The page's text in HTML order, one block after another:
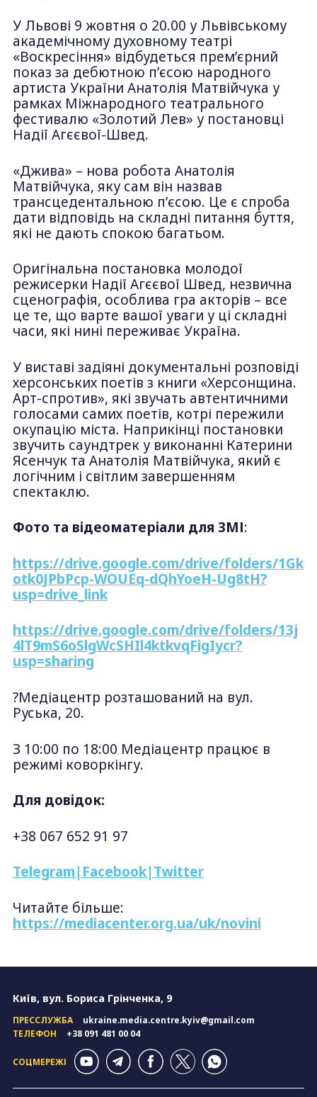
У Львові 9 жовтня о 20.00 у Львівському
академічному духовному театрі
«Воскресіння» відбудеться премʼєрний
показ за дебютною пʼєсою народного
артиста України Анатолія Матвійчука у
рамках Міжнародного театрального
фестивалю «Золотий Лев» у постановці
Надії Агєєвої-Швед.
«Джива» – нова робота Анатолія
Матвійчука, яку сам він назвав
трансцедентальною п’єсою. Це є спроба
дати відповідь на складні питання буття,
які не дають спокою багатьом.
Оригінальна постановка молодої
режисерки Надії Агєєвої Швед, незвична
сценографія, особлива гра акторів – все
це те, що варте вашої уваги у ці складні
часи, які нині переживає Україна.
У виставі задіяні документальні розповіді
херсонських поетів з книги «Херсонщина.
Арт-спротив», які звучать автентичними
голосами самих поетів, котрі пережили
окупацію міста. Наприкінці постановки
звучить саундтрек у виконанні Катерини
Ясенчук та Анатолія Матвійчука, який є
логічним і світлим завершенням
спектаклю.
Фото та відеоматеріали для ЗМІ:
https://drive.google.com/drive/folders/1Gk
otk0JPbPcp-WOUEq-dQhYoeH-Ug8tH?
usp=drive_link
https://drive.google.com/drive/folders/13j
4lT9mS6oSlgWcSHIl4ktkvqFigIycr?
usp=sharing
?Медіацентр розташований на вул.
Руська, 20.
З 10:00 по 18:00 Медіацентр працює в
режимі коворкінгу.
Для довідок:
+38 067 652 91 97
Telegram|Facebook|Twitter
Читайте більше:
https://mediacenter.org.ua/uk/novini
Київ, вул. Бориса Грінченка, 9
ПРЕССЛУЖБА
ukraine.media.centre.kyiv@gmail.com
ТЕЛЕФОН
+38 091 481 00 04
СОЦМЕРЕЖІ